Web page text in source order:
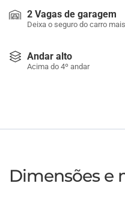
2 Vagas de garagem
Deixa o seguro do carro
Andar alto
Acima do 4º andar
Dimensões e